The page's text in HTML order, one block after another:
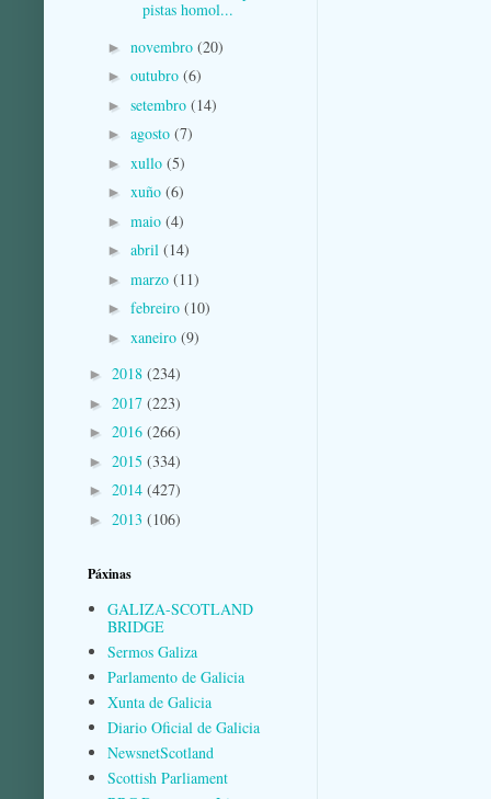
pistas homol...
► novembro (20)
► outubro (6)
► setembro (14)
► agosto (7)
► xullo (5)
► xuño (6)
► maio (4)
► abril (14)
► marzo (11)
► febreiro (10)
► xaneiro (9)
► 2018 (234)
► 2017 (223)
► 2016 (266)
► 2015 (334)
► 2014 (427)
► 2013 (106)
Páxinas
GALIZA-SCOTLAND
BRIDGE
Sermos Galiza
Parlamento de Galicia
Xunta de Galicia
Diario Oficial de Galicia
NewsnetScotland
Scottish Parliament